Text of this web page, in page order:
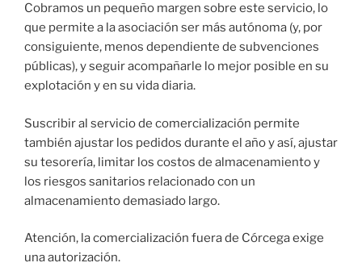
Cobramos un pequeño margen sobre este servicio, lo
que permite a la asociación ser más autónoma (y, por
consiguiente, menos dependiente de subvenciones
públicas), y seguir acompañarle lo mejor posible en su
explotación y en su vida diaria.
Suscribir al servicio de comercialización permite
también ajustar los pedidos durante el año y así, ajustar
su tesorería, limitar los costos de almacenamiento y
los riesgos sanitarios relacionado con un
almacenamiento demasiado largo.
Atención, la comercialización fuera de Córcega exige
una autorización.